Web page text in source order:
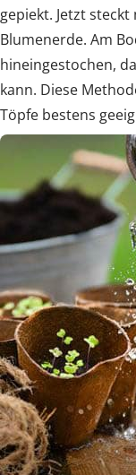
gepiekt. Jetzt
Blumenerde. Am
hineingestochen,
kann. Diese
Töpfe bestens